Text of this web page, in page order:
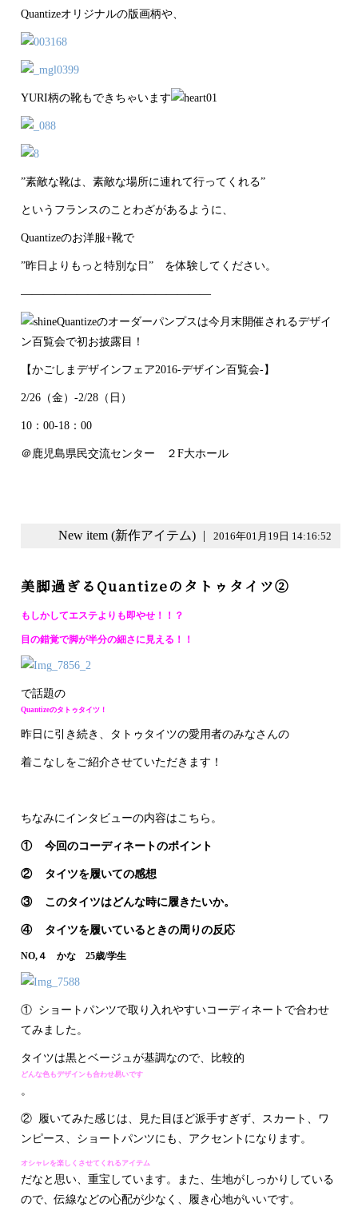
Quantizeオリジナルの版画柄や、
YURI柄の靴もできちゃいます
”素敵な靴は、素敵な場所に連れて行ってくれる”
というフランスのことわざがあるように、
Quantizeのお洋服+靴で
”昨日よりもっと特別な日” を体験してください。
—————————————————
Quantizeのオーダーパンプスは今月末開催されるデザイ
ン百覧会で初お披露目！
【かごしまデザインフェア2016-デザイン百覧会-】
2/26（金）-2/28（日）
10：00-18：00
＠鹿児島県民交流センター ２F大ホール
New item (新作アイテム) | 2016年01月19日 14:16:52
美脚過ぎるQuantizeのタトゥタイツ②
もしかしてエステよりも即やせ！！？
目の錯覚で脚が半分の細さに見える！！
で話題の
Quantizeのタトゥタイツ！
昨日に引き続き、タトゥタイツの愛用者のみなさんの
着こなしをご紹介させていただきます！
ちなみにインタビューの内容はこちら。
① 今回のコーディネートのポイント
② タイツを履いての感想
③ このタイツはどんな時に履きたいか。
④ タイツを履いているときの周りの反応
NO,４ かな 25歳/学生
① ショートパンツで取り入れやすいコーディネートで合わせ
てみました。
タイツは黒とベージュが基調なので、比較的
どんな色もデザインも合わせ易いです
。
② 履いてみた感じは、見た目ほど派手すぎず、スカート、ワ
ンピース、ショートパンツにも、アクセントになります。
オシャレを楽しくさせてくれるアイテム
だなと思い、重宝しています。また、生地がしっかりしている
ので、伝線などの心配が少なく、履き心地がいいです。